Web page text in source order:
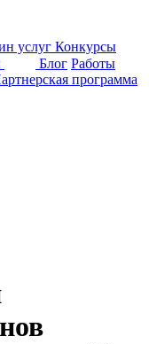
услуг Конкурсы
Блог Работы
программа